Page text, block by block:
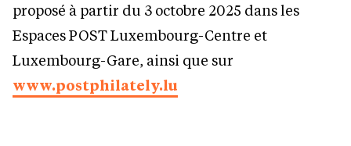
proposé à partir du 3 octobre 2025 dans les
Espaces POST Luxembourg-Centre et
Luxembourg-Gare, ainsi que sur
www.postphilately.lu